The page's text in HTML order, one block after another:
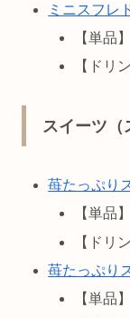
ミニスフレ
【単品
【ドリ
スイーツ（
苺たっぷり
【単品
【ドリ
苺たっぷり
【単品